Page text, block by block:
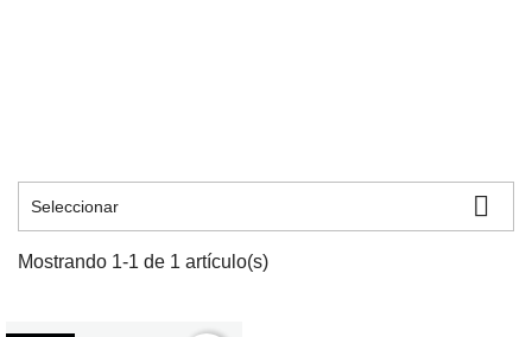
Seleccionar 
Mostrando 1-1 de 1 artículo(s)